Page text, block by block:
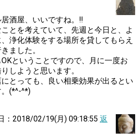
酒屋、いいですね。‼
とを考えていて、先週と今日と、よ
浄化体験をする場所を貸してもらえ
ました。
ということですので、月に一度お
しようと思います。
とっても、良い相乗効果が出るとい
(*^-^*)
：2018/02/19(月) 09:18:55 返